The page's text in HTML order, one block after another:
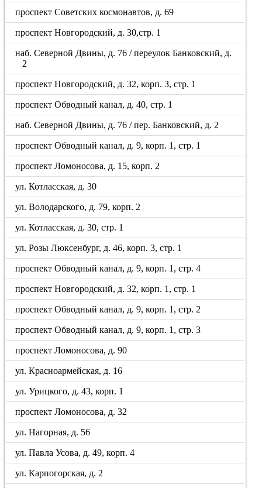
проспект Советских космонавтов, д. 69
проспект Новгородский, д. 30,стр. 1
наб. Северной Двины, д. 76 / переулок Банковский, д.
2
проспект Новгородский, д. 32, корп. 3, стр. 1
проспект Обводный канал, д. 40, стр. 1
наб. Северной Двины, д. 76 / пер. Банковский, д. 2
проспект Обводный канал, д. 9, корп. 1, стр. 1
проспект Ломоносова, д. 15, корп. 2
ул. Котласская, д. 30
ул. Володарского, д. 79, корп. 2
ул. Котласская, д. 30, стр. 1
ул. Розы Люксенбург, д. 46, корп. 3, стр. 1
проспект Обводный канал, д. 9, корп. 1, стр. 4
проспект Новгородский, д. 32, корп. 1, стр. 1
проспект Обводный канал, д. 9, корп. 1, стр. 2
проспект Обводный канал, д. 9, корп. 1, стр. 3
проспект Ломоносова, д. 90
ул. Красноармейская, д. 16
ул. Урицкого, д. 43, корп. 1
проспект Ломоносова, д. 32
ул. Нагорная, д. 56
ул. Павла Усова, д. 49, корп. 4
ул. Карпогорская, д. 2